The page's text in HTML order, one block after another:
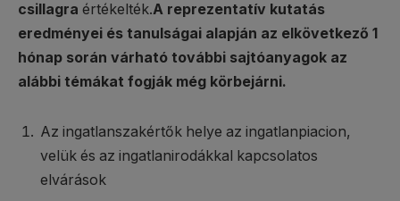
csillagra értékelték.A reprezentatív kutatás
eredményei és tanulságai alapján az elkövetkező 1
hónap során várható további sajtóanyagok az
alábbi témákat fogják még körbejárni.
Az ingatlanszakértők helye az ingatlanpiacion,
velük és az ingatlanirodákkal kapcsolatos
elvárások